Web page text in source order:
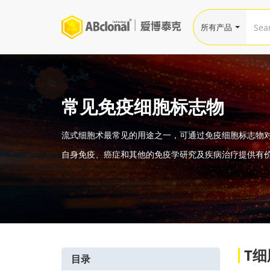
常见免疫细胞标志物
流式细胞术最常见的用途之一，可通过免疫细胞标志
自身免疫、癌症和其他的免疫学研究及疾病治疗提供有
目录 T
所有产品